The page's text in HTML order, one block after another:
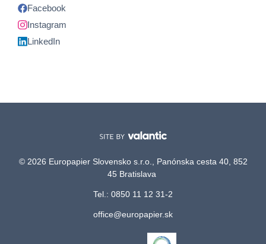
Facebook
Instagram
LinkedIn
© 2026 Europapier Slovensko s.r.o., Panónska cesta 40, 852
45 Bratislava
Tel.: 0850 11 12 31-2
office@europapier.sk